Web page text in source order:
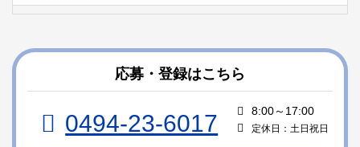
テ
ン
ジ
の
応募・登録はこちら
0494-23-6017 8:00～17:00
定休日：土日祝日